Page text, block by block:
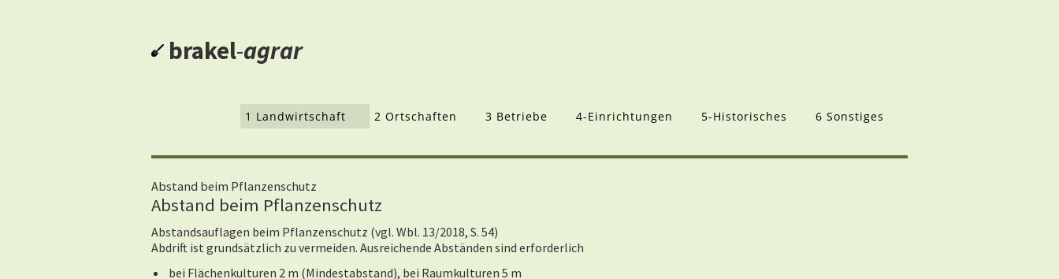
brakel-agrar
1 Landwirtschaft 2 Ortschaften 3 Betriebe 4-Einrichtungen 5-Historisches 6 Sonstiges
Abstand beim Pflanzenschutz
Abstand beim Pflanzenschutz
Abstandsauflagen beim Pflanzenschutz (vgl. Wbl. 13/2018, S. 54)
Abdrift ist grundsätzlich zu vermeiden. Ausreichende Abständen sind erforderlich
bei Flächenkulturen 2 m (Mindestabstand), bei Raumkulturen 5 m